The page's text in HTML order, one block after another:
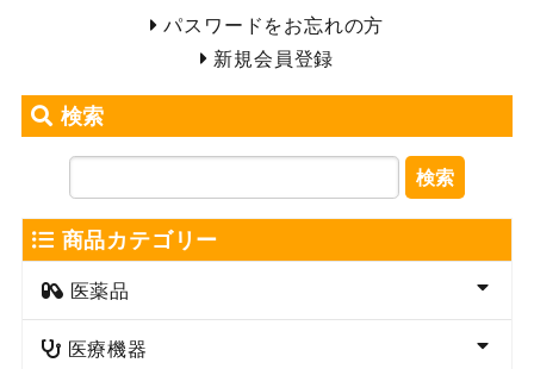
パスワードをお忘れの方
新規会員登録
検索
検索
商品カテゴリー
医薬品
医療機器